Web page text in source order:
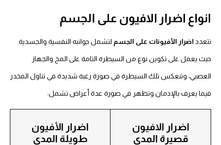
انواع اضرار الافيون على الجسم
تتعدد اضرار الأفيونات على الجسم لتشمل جوانبه النفسية والجسدية
حيث يعمل على تكوين نوع من السيطرة التامة على المخ والجهاز
العصبي، وتنعكس تلك السيطرة في صورة رغبة شديدة في تناول المخدر
فيما يعرف بالإدمان وتظهر في صورة عدة أعراض تشمل:
اضرار الافيون
قصيرة المدى
اضرار الأفيون
طويلة المدي